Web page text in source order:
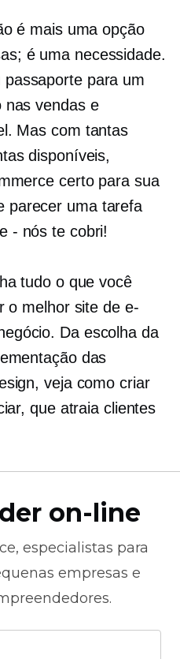
é mais uma opção
é uma necessidade.
para um
nas vendas e
Mas com tantas
disponíveis,
certo para sua
parecer uma tarefa
- nós te cobri!
tudo o que você
o melhor site de e-
Da escolha da
das
veja como criar
que atraia clientes
on-line
especialistas para
empresas e